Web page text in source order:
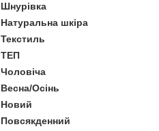
Шнурівка
Натуральна шкіра
Текстиль
ТЕП
Чоловіча
Весна/Осінь
Новий
Повсякденний